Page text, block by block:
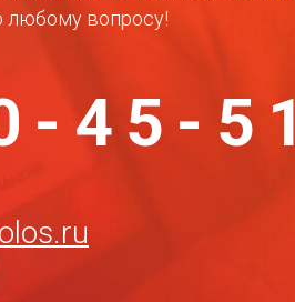
любому вопросу!
45-51